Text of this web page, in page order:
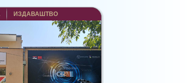
ИЗДАВАШТВО